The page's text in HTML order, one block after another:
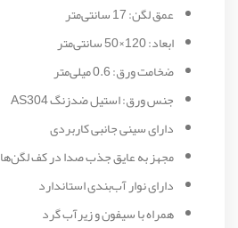
عمق لگن: 17 سانتی‌متر
ابعاد: 120×50 سانتی‌متر
ضخامت ورق: 0.6 میلی‌متر
جنس ورق: استیل ضدزنگ AS304
دارای سینی جانبی کاربردی
مجهز به عایق جذب صدا در کف لگن‌ها
دارای نوار آب‌بندی استاندارد
همراه با سیفون و زیرآب گرد